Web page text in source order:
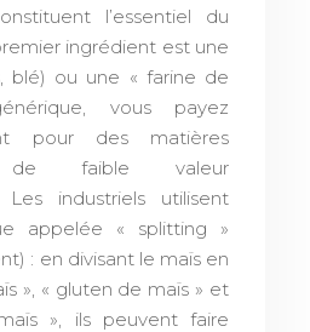
l’essentiel du
ingrédient est une
blé) ou une « farine de
vous payez
pour des matières
de faible valeur
Les industriels utilisent
appelée « splitting »
: en divisant le maïs en
», « gluten de maïs » et
», ils peuvent faire